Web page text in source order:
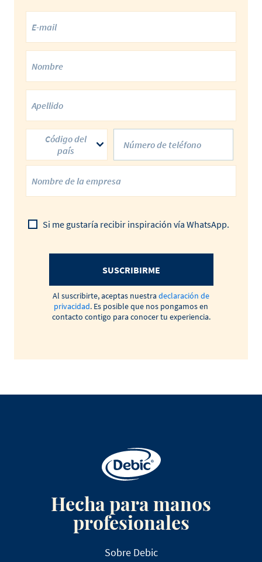
Código del
país
Si me gustaría recibir inspiración vía WhatsApp.
SUSCRIBIRME
Al suscribirte, aceptas nuestra declaración de
privacidad. Es posible que nos pongamos en
contacto contigo para conocer tu experiencia.
Hecha para manos
profesionales
Sobre Debic